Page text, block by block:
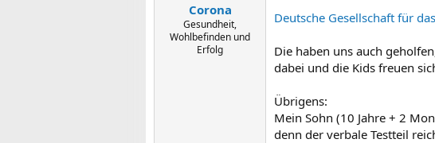
Corona
Gesundheit,
Wohlbefinden und
Erfolg
Deutsche Gesellschaft für
Die haben uns auch
dabei und die Kids freuen
Übrigens:
Mein Sohn (10 Jahre + 2
denn der verbale Testteil